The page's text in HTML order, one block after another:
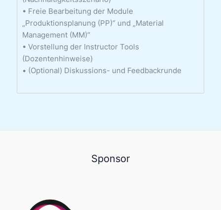
• Freie Bearbeitung der Module
„Produktionsplanung (PP)“ und „Material
Management (MM)“
• Vorstellung der Instructor Tools
(Dozentenhinweise)
• (Optional) Diskussions- und Feedbackrunde
Sponsor